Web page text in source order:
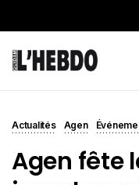
Actualités Agen
Agen fête